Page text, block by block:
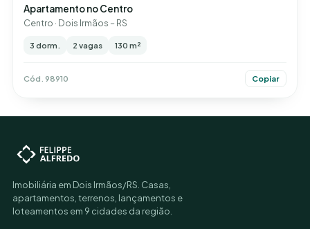
Apartamento no Centro
Centro · Dois Irmãos – RS
3 dorm. 2 vagas 130 m²
Cód. 98910 Copiar
Imobiliária em Dois Irmãos/RS. Casas,
apartamentos, terrenos, lançamentos e
loteamentos em 9 cidades da região.